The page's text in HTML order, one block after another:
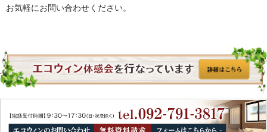
お気軽にお問い合わせください。